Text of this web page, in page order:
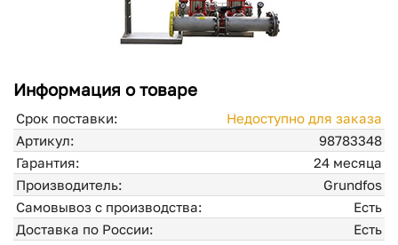
Информация о товаре
Срок поставки:
Недоступно для заказа
Артикул:
98783348
Гарантия:
24 месяца
Производитель:
Grundfos
Самовывоз с производства:
Есть
Доставка по России:
Есть